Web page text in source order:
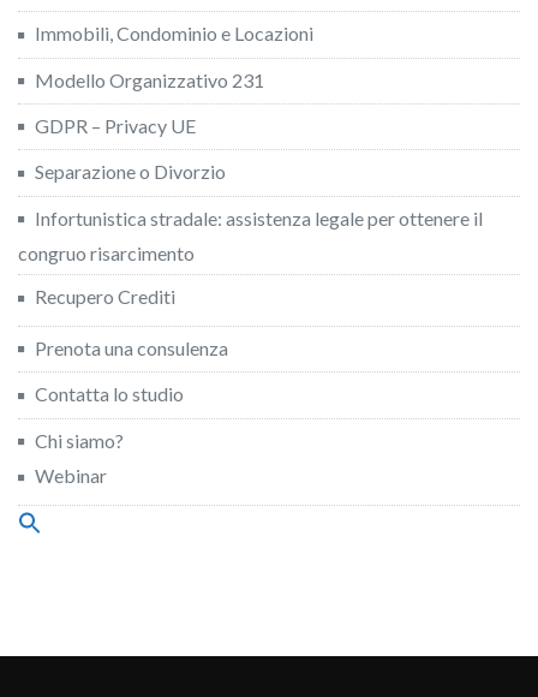
Immobili, Condominio e Locazioni
Modello Organizzativo 231
GDPR – Privacy UE
Separazione o Divorzio
Infortunistica stradale: assistenza legale per ottenere il
congruo risarcimento
Recupero Crediti
Prenota una consulenza
Contatta lo studio
Chi siamo?
Webinar
Search